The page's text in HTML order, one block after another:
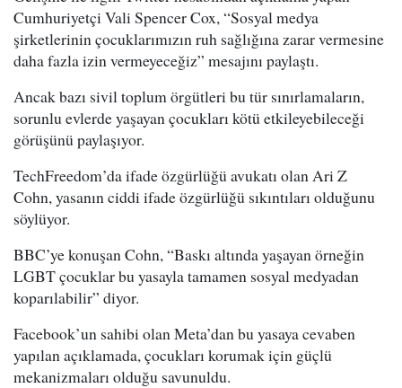
Cumhuriyetçi Vali Spencer Cox, “Sosyal medya
şirketlerinin çocuklarımızın ruh sağlığına zarar vermesine
daha fazla izin vermeyeceğiz” mesajını paylaştı.
Ancak bazı sivil toplum örgütleri bu tür sınırlamaların,
sorunlu evlerde yaşayan çocukları kötü etkileyebileceği
görüşünü paylaşıyor.
TechFreedom’da ifade özgürlüğü avukatı olan Ari Z
Cohn, yasanın ciddi ifade özgürlüğü sıkıntıları olduğunu
söylüyor.
BBC’ye konuşan Cohn, “Baskı altında yaşayan örneğin
LGBT çocuklar bu yasayla tamamen sosyal medyadan
koparılabilir” diyor.
Facebook’un sahibi olan Meta’dan bu yasaya cevaben
yapılan açıklamada, çocukları korumak için güçlü
mekanizmaları olduğu savunuldu.